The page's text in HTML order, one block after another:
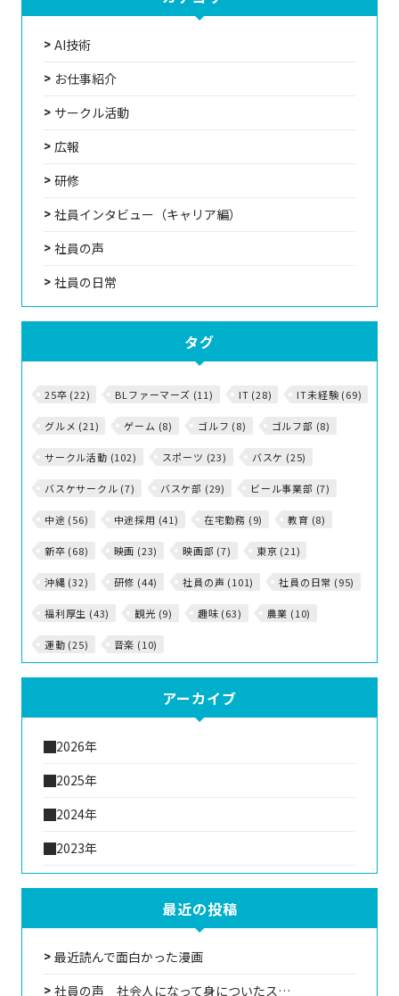
AI技術
お仕事紹介
サークル活動
広報
研修
社員インタビュー（キャリア編）
社員の声
社員の日常
タグ
25卒 (22) BLファーマーズ (11) IT (28) IT未経験 (69)
グルメ (21) ゲーム (8) ゴルフ (8) ゴルフ部 (8)
サークル活動 (102) スポーツ (23) バスケ (25)
バスケサークル (7) バスケ部 (29) ビール事業部 (7)
中途 (56) 中途採用 (41) 在宅勤務 (9) 教育 (8)
新卒 (68) 映画 (23) 映画部 (7) 東京 (21)
沖縄 (32) 研修 (44) 社員の声 (101) 社員の日常 (95)
福利厚生 (43) 観光 (9) 趣味 (63) 農業 (10)
運動 (25) 音楽 (10)
アーカイブ
2026年
2025年
2024年
2023年
最近の投稿
最近読んで面白かった漫画
社員の声 社会人になって身についたス…